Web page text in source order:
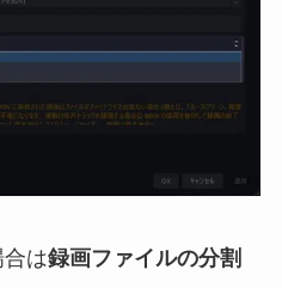
は録画ファイルの分割